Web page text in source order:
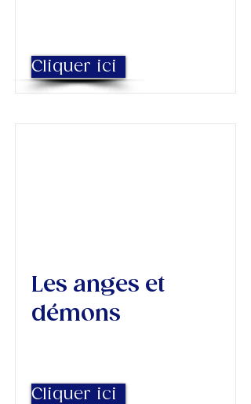
Cliquer ici
Les anges et
démons
Cliquer ici